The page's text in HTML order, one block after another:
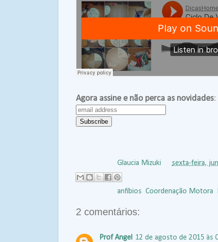
Agora assine e não perca as novidades:
Glaucia Mizuki sexta-feira,
anfíbios Coordenação Motora
2 comentários:
Prof Angel
12 de agosto de 2015 às